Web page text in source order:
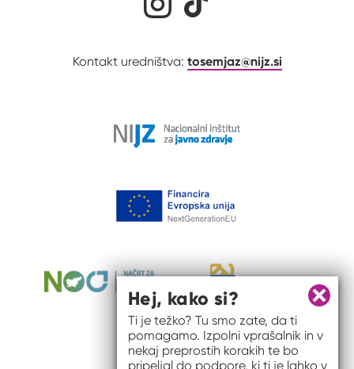
Kontakt uredništva: tosemjaz@nijz.si
Zapri
Hej, kako si?
Ti je težko? Tu smo zate, da ti
pomagamo. Izpolni vprašalnik in v
nekaj preprostih korakih te bo
pripeljal do podpore, ki ti je lahko v